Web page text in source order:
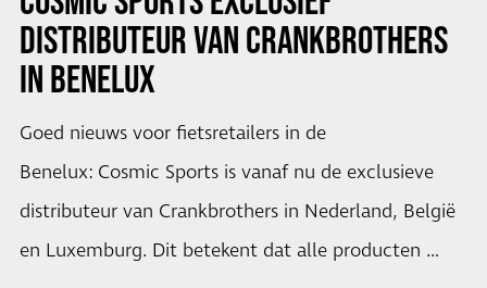
DISTRIBUTEUR VAN CRANKBROTHERS
IN BENELUX
Goed nieuws voor fietsretailers in de
Benelux: Cosmic Sports is vanaf nu de exclusieve
distributeur van Crankbrothers in Nederland, België
en Luxemburg. Dit betekent dat alle producten …